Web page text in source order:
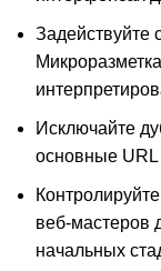
Задействуйте
Исключайте
основные
веб-мастеров
начальных